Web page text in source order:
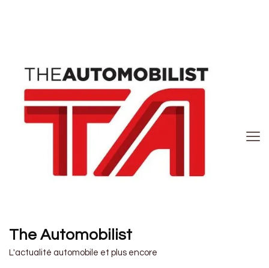
The Automobilist
L'actualité automobile et plus encore